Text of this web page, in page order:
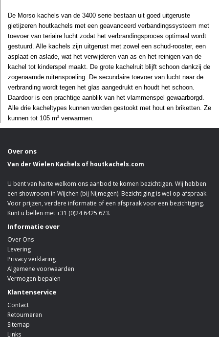
De Morso kachels van de 3400 serie bestaan uit goed uitgeruste
gietijzeren houtkachels met een geavanceerd verbandingssysteem met
toevoer van teriaire lucht zodat het verbrandingsproces optimaal wordt
gestuurd. Alle kachels zijn uitgerust met zowel een schud-rooster, een
asplaat en aslade, wat het verwijderen van as en het reinigen van de
kachel tot kinderspel maakt. De grote kachelruit blijft schoon dankzij de
zogenaamde ruitenspoeling. De secundaire toevoer van lucht naar de
verbranding wordt tegen het glas aangedrukt en houdt het schoon.
Daardoor is een prachtige aanblik van het vlammenspel gewaarborgd.
Alle drie kacheltypes kunnen worden gestookt met hout en briketten. Ze
kunnen tot 105 m² verwarmen.
Over ons
Van der Wielen Kachels of houtkachels.com
U bent van harte welkom ons aanbod te komen bezichtigen. Wij hebben
een showroom in Wijchen (bij Nijmegen). Bezichtiging is wel op afspraak.
Voor prijzen, verdere informatie of een afspraak voor een bezichtiging.
Kunt u bellen met +31 (0)24 6425 673.
Informatie over
Over Ons
Levering
Privacy verklaring
Algemene voorwaarden
Vermogen bepalen
Klantenservice
Contact
Retourneren
Sitemap
Links